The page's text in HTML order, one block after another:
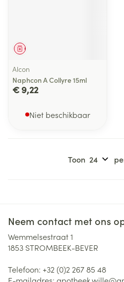
Geneesmiddel
Alcon
Naphcon A Collyre 15ml
€ 9,22
Niet beschikbaar
Toon
Neem contact met ons
Wemmelsestraat 1
1853 STROMBEEK-BEVER
Telefoon: +32 (0)2 267 85 48